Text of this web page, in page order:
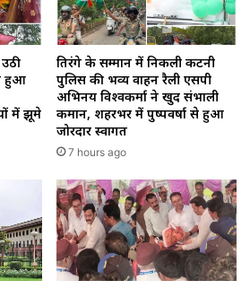
हुआ
में झूमे
तिरंगे के सम्मान में निकली कटनी
पुलिस की भव्य वाहन रैली एसपी
अभिनय विश्वकर्मा ने खुद संभाली
कमान, शहरभर में पुष्पवर्षा से हुआ
जोरदार स्वागत
7 hours ago